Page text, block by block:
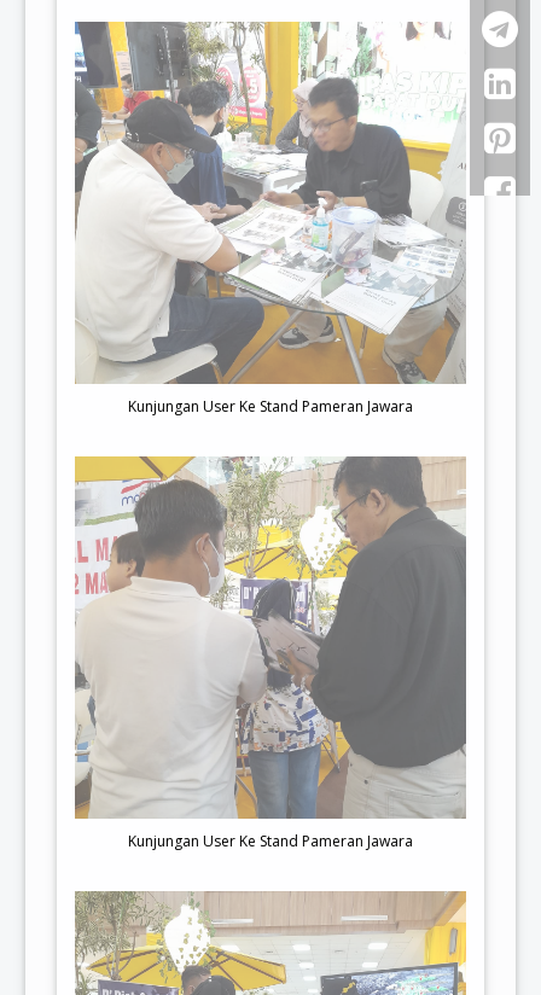
Kunjungan User Ke Stand Pameran Jawara
Kunjungan User Ke Stand Pameran Jawara